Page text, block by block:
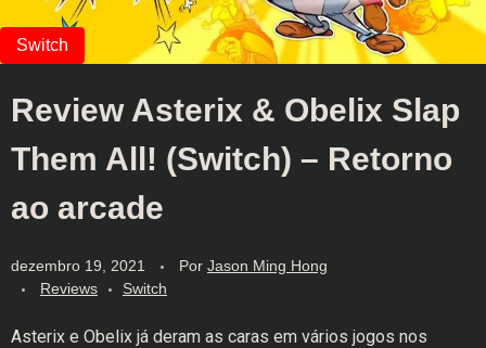
Review Asterix & Obelix Slap
Them All! (Switch) – Retorno
ao arcade
dezembro 19, 2021 Por Jason Ming Hong
Reviews
Switch
Asterix e Obelix já deram as caras em vários jogos nos